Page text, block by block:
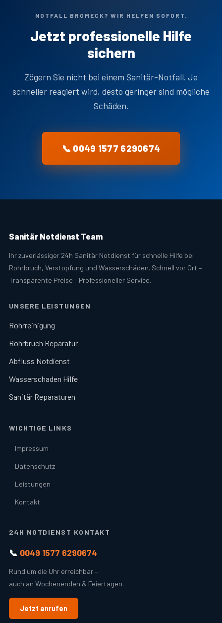
NOTFALL BROMECK? WIR HELFEN SOFORT.
Jetzt professionelle Hilfe
sichern
Zögern Sie nicht bei einem Sanitär-Notfall. Je
schneller reagiert wird, desto geringer sind mögliche
Schäden.
📞 0049 1577 6290674
Sanitär Notdienst Team
Ihr zuverlässiger 24h Sanitär Notdienst für schnelle Hilfe bei
Rohrbruch, Verstopfung und Wasserschäden. Schnell vor Ort –
Transparente Preise – Professioneller Service.
UNSERE LEISTUNGEN
Rohrreinigung
Rohrbruch Reparatur
Abfluss Notdienst
Wasserschaden Hilfe
Sanitär Reparaturen
WICHTIGE LINKS
Impressum
Datenschutz
Leistungen
Kontakt
24H NOTDIENST KONTAKT
📞 0049 1577 6290674
Rund um die Uhr erreichbar –
auch an Wochenenden & Feiertagen.
Jetzt anrufen